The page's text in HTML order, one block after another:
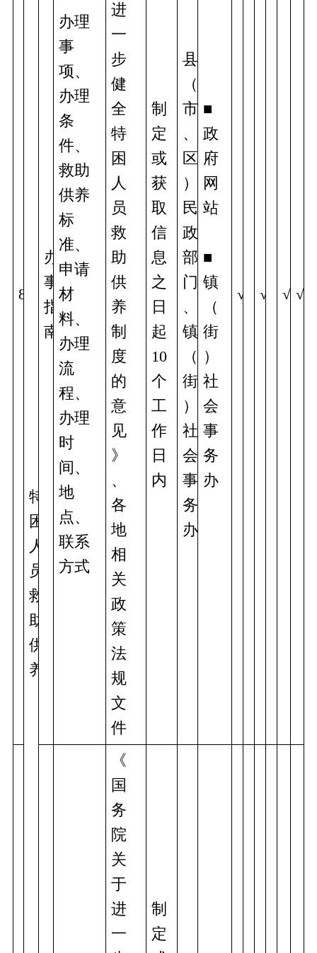
特
困
人
员
救
助
供
养
8
办
事
指
南
办理
事
项、
办理
条
件、
救助
供养
标
准、
申请
材
料、
办理
流
程、
办理
时
间、
地
点、
联系
方式
进
一
步
健
全
特
困
人
员
救
助
供
养
制
度
的
意
见
》
、
各
地
相
关
政
策
法
规
文
件
制
定
或
获
取
信
息
之
日
起
10
个
工
作
日
内
县
（
市
、
区
）
民
政
部
门
、
镇
（
街
）
社
会
事
务
办
■
政
府
网
站
■
镇
（
街
）
社
会
事
务
办
√ √ √ √
《
国
务
院
关
于
进
一
制
定